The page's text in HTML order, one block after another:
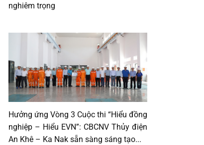
nghiêm trọng
Hưởng ứng Vòng 3 Cuộc thi “Hiểu đồng
nghiệp – Hiểu EVN”: CBCNV Thủy điện
An Khê – Ka Nak sẵn sàng sáng tạo...